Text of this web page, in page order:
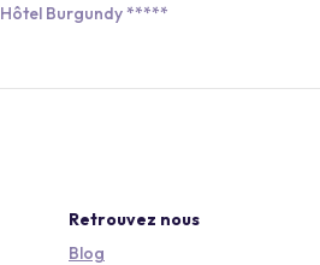
Hôtel Burgundy *****
Retrouvez nous
Blog